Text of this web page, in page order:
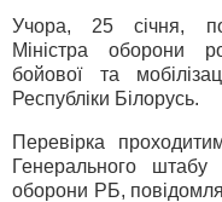
Учора, 25 січня, по
Міністра оборони
бойової та
Республіки Білорусь.
Перевірка
Генерального штабу
оборони РБ,